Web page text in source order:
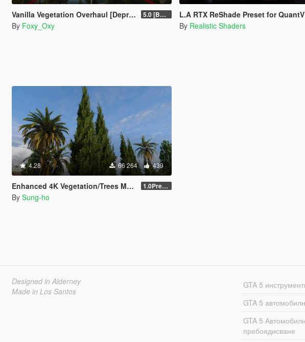
Vanilla Vegetation Overhaul [Deprecated / Discontinued] 5.0 [BETA]
By Foxy_Oxy
L.A RTX ReShade Preset for QuantV
By Realistic Shaders
4.28 66 264 439
Enhanced 4K Vegetation/Trees Mega Pack 1.0Pre-Screen
By Sung-ho
Designed in Alderney
Made in Los Santos
GTA 5
GTA 5
GTA 5
пребоядисване